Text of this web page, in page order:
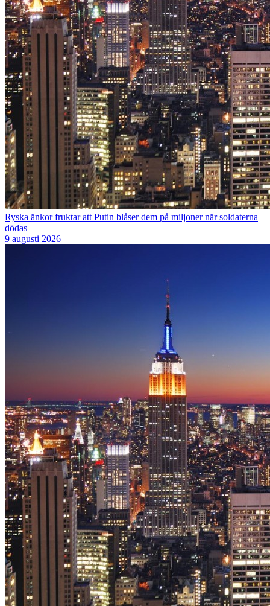
Ryska änkor fruktar att Putin blåser dem på miljoner när soldaterna
dödas
9 augusti 2026